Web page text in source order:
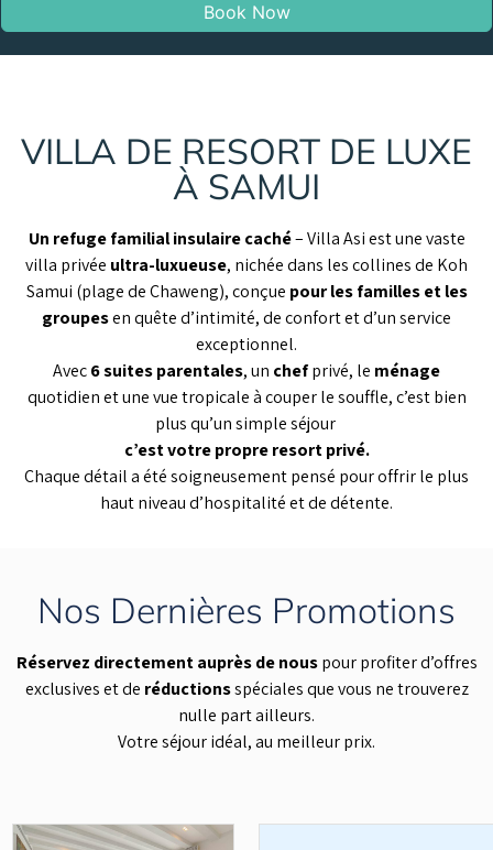
Book Now
VILLA DE RESORT DE LUXE
À SAMUI
Un refuge familial insulaire caché– Villa Asi est une vaste
villa privée ultra-luxueuse, nichée dans les collines de Koh
Samui (plage de Chaweng), conçue pour les familles et les
groupesen quête d’intimité, de confort et d’un service
exceptionnel.
Avec6 suites parentales, un chefprivé, le ménage
quotidien et une vue tropicale à couper le souffle, c’est bien
plus qu’un simple séjour
c’est votre propre resort privé.
Chaque détail a été soigneusement pensé pour offrir le plus
haut niveau d’hospitalité et de détente.
Nos Dernières Promotions
Réservez directement auprès de nouspour profiter d’offres
exclusives et de réductionsspéciales que vous ne trouverez
nulle part ailleurs.
Votre séjour idéal, au meilleur prix.